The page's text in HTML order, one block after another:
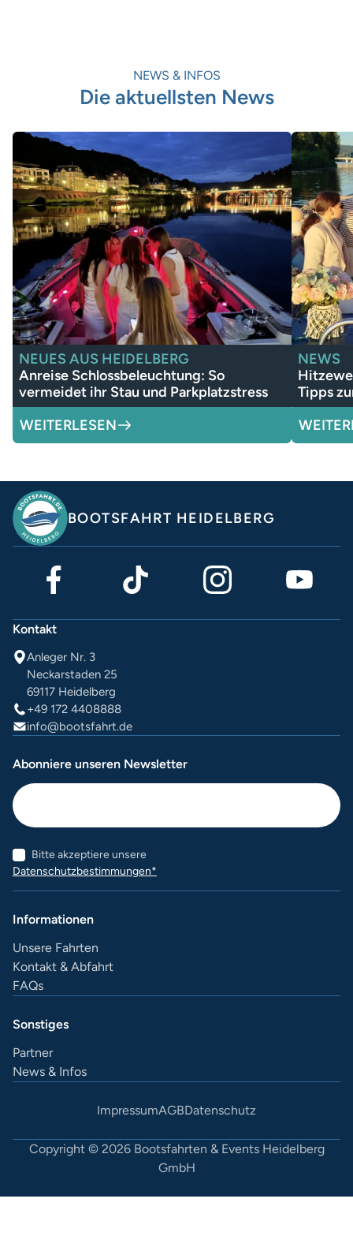
NEWS & INFOS
Die aktuellsten News
NEUES AUS HEIDELBERG
Anreise Schlossbeleuchtung: So
vermeidet ihr Stau und Parkplatzstress
WEITERLESEN
NEWS
Tipps
BOOTSFAHRT HEIDELBERG
Kontakt
Anleger Nr. 3
Neckarstaden 25
69117 Heidelberg
+49 172 4408888
info@bootsfahrt.de
Abonniere unseren Newsletter
Bitte akzeptiere unsere
Datenschutzbestimmungen*
Informationen
Unsere Fahrten
Kontakt & Abfahrt
FAQs
Sonstiges
Partner
News & Infos
ImpressumAGBDatenschutz
Copyright © 2026 Bootsfahrten & Events Heidelberg
GmbH